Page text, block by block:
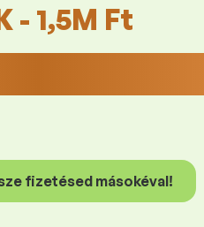
- 1,5M Ft
fizetésed másokéval!